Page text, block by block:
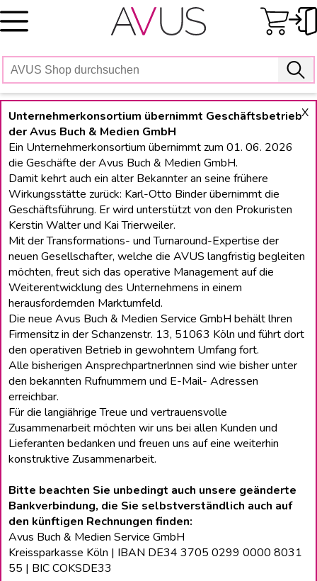
Skip
to
X
Unternehmerkonsortium übernimmt Geschäftsbetrieb
der Avus Buch & Medien GmbH
Ein Unternehmerkonsortium übernimmt zum 01. 06. 2026
die Geschäfte der Avus Buch & Medien GmbH.
Damit kehrt auch ein alter Bekannter an seine frühere
Wirkungsstätte zurück: Karl-Otto Binder übernimmt die
Geschäftsführung. Er wird unterstützt von den Prokuristen
Kerstin Walter und Kai Trierweiler.
Mit der Transformations- und Turnaround-Expertise der
neuen Gesellschafter, welche die AVUS langfristig begleiten
möchten, freut sich das operative Management auf die
Weiterentwicklung des Unternehmens in einem
herausfordernden Marktumfeld.
Die neue Avus Buch & Medien Service GmbH behält lhren
Firmensitz in der Schanzenstr. 13, 51063 Köln und führt dort
den operativen Betrieb in gewohntem Umfang fort.
Alle bisherigen Ansprechpartnerlnnen sind wie bisher unter
den bekannten Rufnummern und E-Mail- Adressen
erreichbar.
Für die langiährige Treue und vertrauensvolle
Zusammenarbeit möchten wir uns bei allen Kunden und
Lieferanten bedanken und freuen uns auf eine weiterhin
konstruktive Zusammenarbeit.
Bitte beachten Sie unbedingt auch unsere geänderte
Bankverbindung, die Sie selbstverständlich auch auf
den künftigen Rechnungen finden:
Avus Buch & Medien Service GmbH
Kreissparkasse Köln | IBAN DE34 3705 0299 0000 8031
55 | BIC COKSDE33